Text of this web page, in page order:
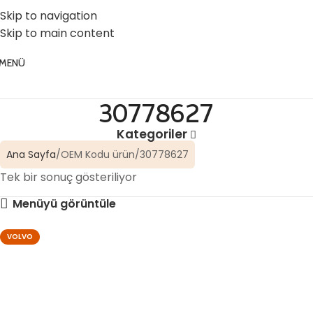
Skip to navigation
Skip to main content
☎️ 0 (224) 504 74 45
30778627
Kategoriler
Ana Sayfa OEM Kodu ürün 30778627
Tek bir sonuç gösteriliyor
Menüyü görüntüle
VOLVO